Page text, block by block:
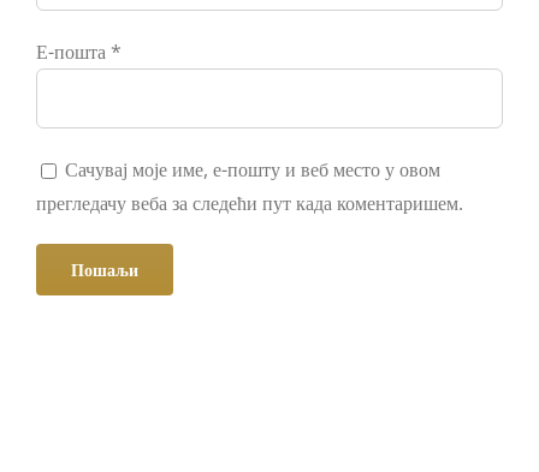
Е-пошта *
Сачувај моје име, е-пошту и веб место у овом
прегледачу веба за следећи пут када коментаришем.